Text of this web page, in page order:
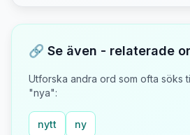
🔗 Se även - relaterade
Utforska andra ord som ofta söks
"nya":
nytt ny